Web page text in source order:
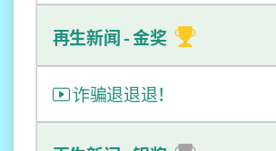
再生新闻 - 金奖
诈骗退退退！